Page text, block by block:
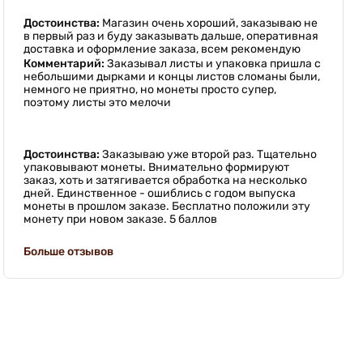
Достоинства: Магазин очень хороший, заказываю не
в первый раз и буду заказывать дальше, оперативная
доставка и оформление заказа, всем рекомендую
Комментарий: Заказывал листы и упаковка пришла с
небольшими дырками и концы листов сломаны были,
немного не приятно, но монеты просто супер,
поэтому листы это мелочи
Достоинства: Заказываю уже второй раз. Тщательно
упаковывают монеты. Внимательно формируют
заказ, хоть и затягивается обработка на несколько
дней. Единственное - ошиблись с годом выпуска
монеты в прошлом заказе. Бесплатно положили эту
монету при новом заказе. 5 баллов
Больше отзывов